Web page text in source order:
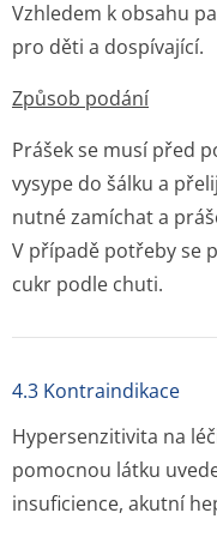
Vzhledem k obsahu
pro děti a dospívající.
Způsob podání
Prášek se musí před
vysype do šálku a
nutné zamíchat a
V případě potřeby se
cukr podle chuti.
4.3 Kontraindikace
Hypersenzitivita na
pomocnou látku
insuficience, akutní